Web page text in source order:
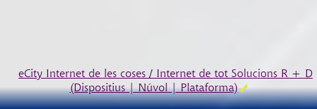
eCity Internet de les coses / Internet de tot Solucions R + D
(Dispositius | Núvol | Plataforma)